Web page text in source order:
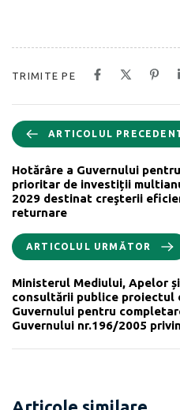
TRIMITE PE
ARTICOLUL
Hotărâre a Guvernului
prioritar de investiții
2029 destinat creşterii
returnare
ARTICOLUL URMĂTOR
Ministerul Mediului, Apelor
consultării publice proiectul
Guvernului pentru
Guvernului nr.196/2005